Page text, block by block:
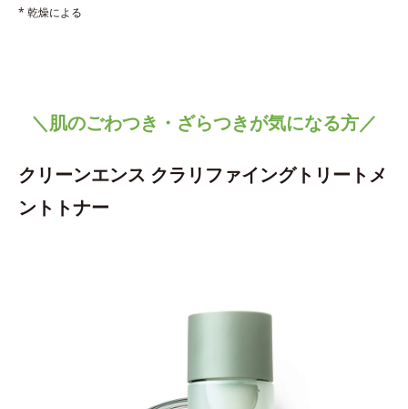
* 乾燥による
＼肌のごわつき・ざらつきが気になる方／
クリーンエンス クラリファイングトリートメ
ントトナー